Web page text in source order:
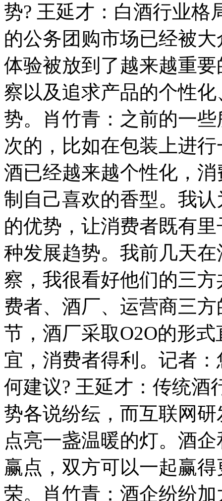
势? 王延才：白酒行业格
的公务团购市场已经被
体验被放到了越来越重
察以及追求产品的个性
势。肖竹青：之前的一
次的，比如在包装上进
酒已经越来越个性化，
制自己喜欢的香型。我
的优势，让消费者既有
种发展趋势。我前几天
察，我很看好他们的三
费者、酒厂、运营商三
节，酒厂采取O2O的形
宜，消费者得利。记者
何建议? 王延才：传统酒
势各说纷纭，而互联网
点亮一盏温暖的灯。酒
赢点，双方可以一起赢
荣。肖竹青：酒企纷纷